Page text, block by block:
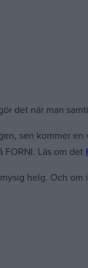
det när man
sen kommer
FORNI. Läs om det
helg. Och om